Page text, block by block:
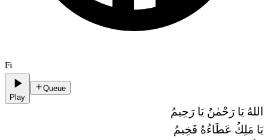
Fi
Play
Queue
اللهُ يَا رَحْمٰنُ يَا رَحِيمُ
يَا مَلِكُ عَطَاءُهُ فَخِيمُ